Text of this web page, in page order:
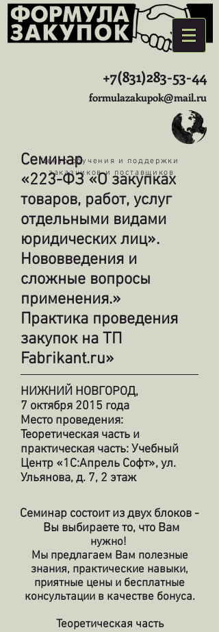
+7(831)283-53-44
formulazakupok@mail.ru
Центр обучения и поддержки
заказчиков и поставщиков
Семинар
«223-ФЗ «О закупках
товаров, работ, услуг
отдельными видами
юридических лиц».
Нововведения и
сложные вопросы
применения.»
Практика проведения
закупок на ТП
Fabrikant.ru»
НИЖНИЙ НОВГОРОД,
7 октября 2015 года
Место проведения:
Теоретическая часть и
практическая часть:Учебный
Центр «1С:Апрель Софт», ул.
Ульянова, д. 7, 2 этаж
Семинар состоит из двух блоков -
Вы выбираете то, что Вам
нужно!
Мы предлагаем Вам полезные
знания, практические навыки,
приятные цены и бесплатные
консультации в качестве бонуса.
Теоретическая часть